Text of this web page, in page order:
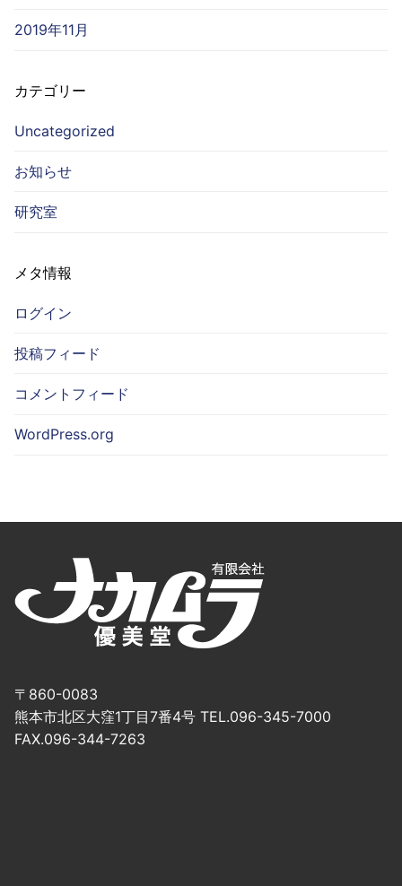
2019年11月
カテゴリー
Uncategorized
お知らせ
研究室
メタ情報
ログイン
投稿フィード
コメントフィード
WordPress.org
〒860-0083
熊本市北区大窪1丁目7番4号 TEL.096-345-7000
FAX.096-344-7263